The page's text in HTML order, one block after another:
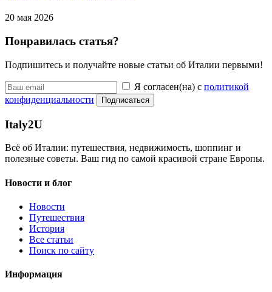
20 мая 2026
Понравилась статья?
Подпишитесь и получайте новые статьи об Италии первыми!
Я согласен(на) с политикой
конфиденциальности
Подписаться
Italy2U
Всё об Италии: путешествия, недвижимость, шоппинг и
полезные советы. Ваш гид по самой красивой стране Европы.
Новости и блог
Новости
Путешествия
История
Все статьи
Поиск по сайту
Информация